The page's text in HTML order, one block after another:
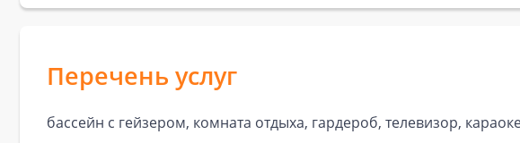
Перечень услуг
бассейн с гейзером, комната отдыха, гардероб, телевизор,